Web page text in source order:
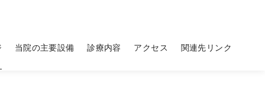
当院の主要設備 診療内容 アクセス 関連先リンク